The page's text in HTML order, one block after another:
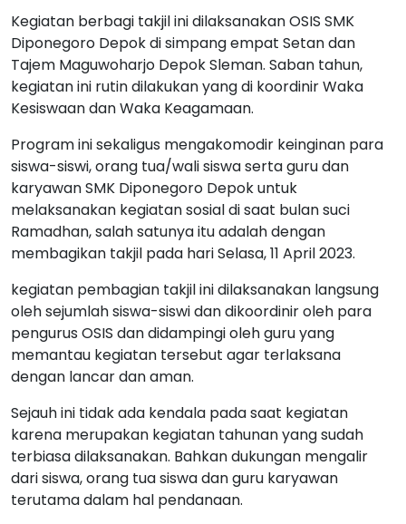
Kegiatan berbagi takjil ini dilaksanakan OSIS SMK
Diponegoro Depok di simpang empat Setan dan
Tajem Maguwoharjo Depok Sleman. Saban tahun,
kegiatan ini rutin dilakukan yang di koordinir Waka
Kesiswaan dan Waka Keagamaan.
Program ini sekaligus mengakomodir keinginan para
siswa-siswi, orang tua/wali siswa serta guru dan
karyawan SMK Diponegoro Depok untuk
melaksanakan kegiatan sosial di saat bulan suci
Ramadhan, salah satunya itu adalah dengan
membagikan takjil pada hari Selasa, 11 April 2023.
kegiatan pembagian takjil ini dilaksanakan langsung
oleh sejumlah siswa-siswi dan dikoordinir oleh para
pengurus OSIS dan didampingi oleh guru yang
memantau kegiatan tersebut agar terlaksana
dengan lancar dan aman.
Sejauh ini tidak ada kendala pada saat kegiatan
karena merupakan kegiatan tahunan yang sudah
terbiasa dilaksanakan. Bahkan dukungan mengalir
dari siswa, orang tua siswa dan guru karyawan
terutama dalam hal pendanaan.